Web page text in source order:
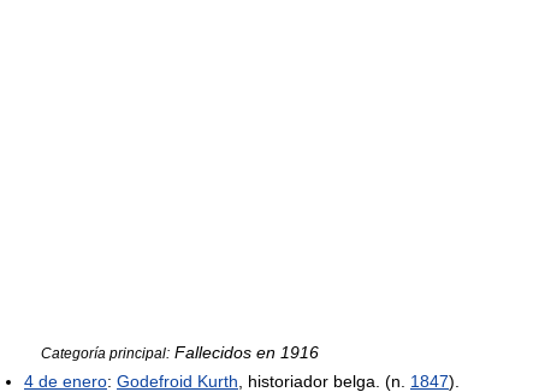
Categoría principal: Fallecidos en 1916
4 de enero: Godefroid Kurth , historiador belga. (n. 1847).